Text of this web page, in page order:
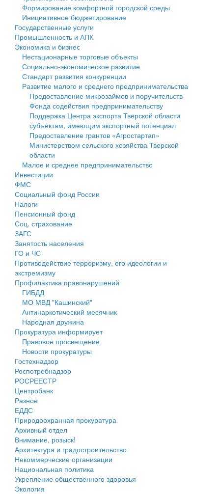
Государственные услуги
Промышленность и АПК
Экономика и бизнес
Символика
Устав
Гостям округа
Туризм
Культура
Образование
Здравоохранение
Социальная защита
Фотоальбом
муниципального округа Тверской области
Администрация Кашинского муниципального округа
Тверской области
Управление сельскими территориями
Открытые данные
Работа с обращениями граждан
Муниципальный контроль
Муниципальные услуги
Проекты административных регламентов
Антимонопольный комплаенс
Противодействие коррупции
Финансовое управление
Бюджет для граждан
Имущество
Выявление правообладателей ранее учтенных
объектов недвижимости
Имущественная поддержка субъектов малого и
среднего предпринимательства
Информационная поддержка субъектов малого и
среднего предпринимательства
Муниципальные программы
Контрольно-счетная палата
Персональные данные
Оценка регулирующего воздействия
Деятельность МУ
Нормативы градостроительного проектирования
Правила землепользования и застройки
Генеральные планы
Проекты планировки территории
Собрание депутатов
Городское поселение
Сельские поселения
Формирование комфортной городской среды
Инициативное бюджетирование
Государственные услуги
Промышленность и АПК
Экономика и бизнес
Нестационарные торговые объекты
Социально-экономическое развитие
Стандарт развития конкуренции
Развитие малого и среднего предпринимательства
Предоставление микрозаймов и поручительств
Фонда содействия предпринимательству
Поддержка Центра экспорта Тверской области
субъектам, имеющим экспортный потенциал
Предоставление грантов «Агростартап»
Министерством сельского хозяйства Тверской
области
Малое и среднее предпринимательство
Инвестиции
ФМС
Социальный фонд России
Налоги
Пенсионный фонд
Соц. страхование
ЗАГС
Занятость населения
ГО и ЧС
Противодействие терроризму, его идеологии и
экстремизму
Профилактика правонарушений
ГИБДД
МО МВД "Кашинский"
Антинаркотический месячник
Народная дружина
Прокуратура информирует
Правовое просвещение
Новости прокуратуры
Гостехнадзор
Роспотребнадзор
РОСРЕЕСТР
Центробанк
Разное
ЕДДС
Природоохранная прокуратура
Архивный отдел
Внимание, розыск!
Архитектура и градостроительство
Некоммерческие организации
Национальная политика
Укрепление общественного здоровья
Экология